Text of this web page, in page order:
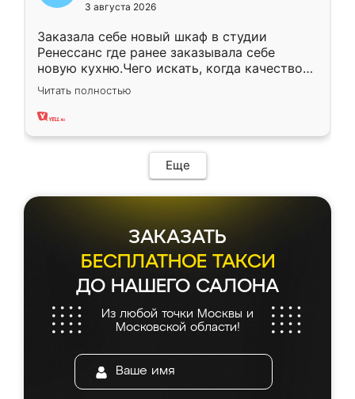
3 августа 2026
Заказала себе новый шкаф в студии
Ренессанс где ранее заказывала себе
новую кухню.Чего искать, когда качеством
вполне довольна. Служит кухня уже почти
два года, нареканий нет.
Читать полностью
Еще
ЗАКАЗАТЬ
БЕСПЛАТНОЕ ТАКСИ
ДО НАШЕГО САЛОНА
Из любой точки Москвы и
Московской области!